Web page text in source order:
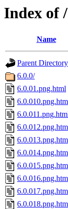
Index of
Name
Parent Directory
6.0.0/
6.0.01.png.html